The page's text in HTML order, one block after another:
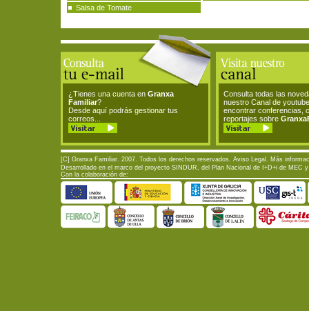
Salsa de Tomate
¿Tienes una cuenta en Granxa
Familiar?
Desde aquí podrás gestionar tus
correos...
Consulta todas las
nuestro Canal de
encontrar conferencias,
reportajes sobre
[C] Granxa Familiar. 2007. Todos los derechos reservados. Aviso Legal . Más
Desarrollado en el marco del proyecto SINDUR, del Plan Nacional de I+D+i de MEC
Con la colaboración de: